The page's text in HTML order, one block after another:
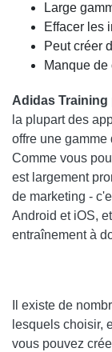
Large
Effacer les
Peut créer
Manque de
Adidas Training
la plupart des
offre une gamme
Comme vous
est largement
de marketing -
Android et iOS,
entraînement à
Il existe de
lesquels choisir,
vous pouvez